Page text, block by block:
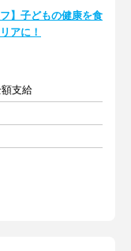
】子どもの健康を食
アに！
支給